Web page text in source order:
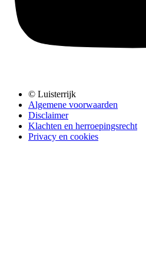
© Luisterrijk
Algemene voorwaarden
Disclaimer
Klachten en herroepingsrecht
Privacy en cookies